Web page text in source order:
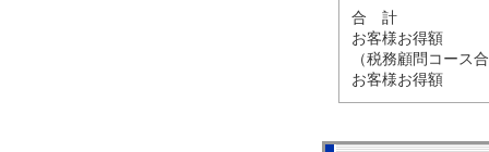
合 計
お客様お得額
（税務顧問コース
お客様お得額